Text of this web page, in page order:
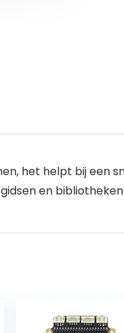
het helpt bij een
en bibliotheken.